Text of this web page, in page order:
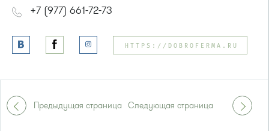
+7 (977) 661-72-73
HTTPS://DOBROFERMA.RU
Предыдущая страница Следующая страница